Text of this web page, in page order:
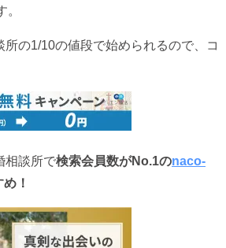
。
所の1/10の値段で始められるので、コ
相談所で検索会員数がNo.1のnaco-
！